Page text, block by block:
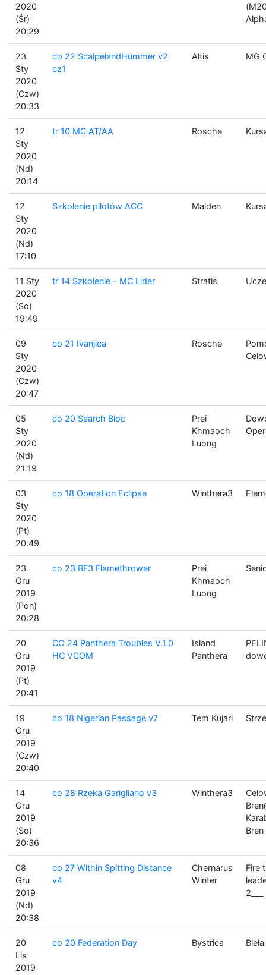
2020
(Śr)
20:29
23
Sty
2020
(Czw)
20:33
co 22 ScalpelandHummer v2
cz1
Altis MG
12
Sty
2020
(Nd)
20:14
tr 10 MC AT/AA Rosche
12
Sty
2020
(Nd)
17:10
Szkolenie pilotów ACC Malden
11 Sty
2020
(So)
19:49
tr 14 Szkolenie - MC Lider Stratis
09
Sty
2020
(Czw)
20:47
co 21 Ivanjica Rosche
05
Sty
2020
(Nd)
21:19
co 20 Search Bloc
Prei
Khmaoch
Luong
03
Sty
2020
(Pt)
20:49
co 18 Operation Eclipse Winthera3
23
Gru
2019
(Pon)
20:28
co 23 BF3 Flamethrower
Prei
Khmaoch
Luong
20
Gru
2019
(Pt)
20:41
CO 24 Panthera Troubles V.1.0
HC VCOM
Island
Panthera
19
Gru
2019
(Czw)
20:40
co 18 Nigerian Passage v7 Tem Kujari
14
Gru
2019
(So)
20:36
co 28 Rzeka Garigliano v3 Winthera3
Bren
08
Gru
2019
(Nd)
20:38
co 27 Within Spitting Distance
v4
Chernarus
Winter
Fire
2___
20
Lis
2019
co 20 Federation Day Bystrica